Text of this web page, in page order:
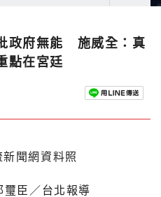
政府無能 施威全：真
點在宮廷
臣／台北報導